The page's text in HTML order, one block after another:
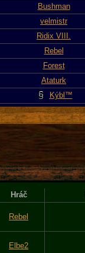
Bushman
velmistr
Ridix VIII.
Rebel
Forest
Ataturk
Kýbl™
Hráč
Rebel
Elbe2